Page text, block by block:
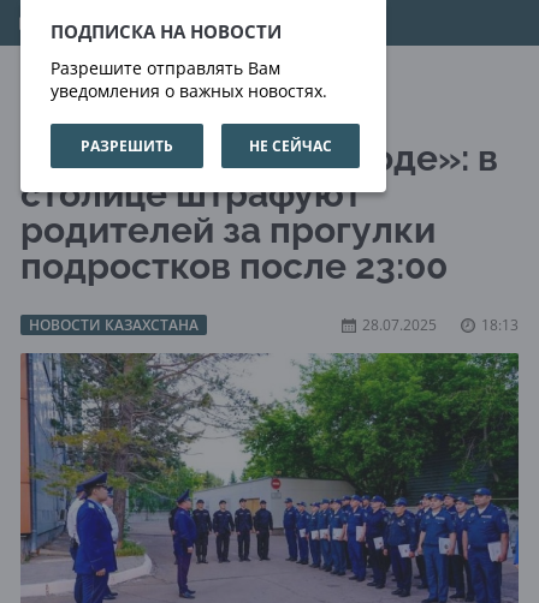
ПОДПИСКА НА НОВОСТИ
Разрешите отправлять Вам
уведомления о важных новостях.
РАЗРЕШИТЬ НЕ СЕЙЧАС
07.08.2026 11:16:35
«Дети в ночном городе»: в
столице штрафуют
родителей за прогулки
подростков после 23:00
НОВОСТИ КАЗАХСТАНА 28.07.2025 18:13